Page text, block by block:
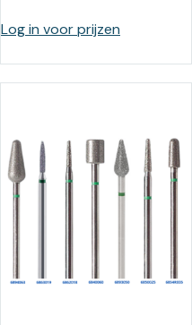
Log in voor prijzen